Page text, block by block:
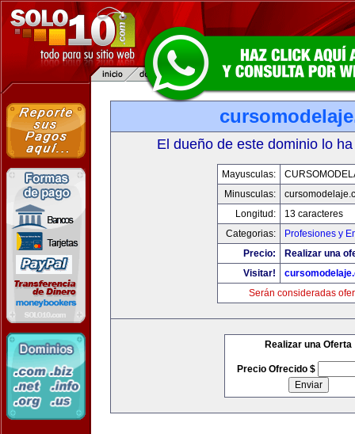
El dueño de este dominio lo
Mayusculas:
Minusculas:
Longitud:
13 caracteres
Categorias:
Profesiones y
Precio:
Realizar una
Visitar!
Serán consideradas
Realizar una Oferta
Precio Ofrecido $